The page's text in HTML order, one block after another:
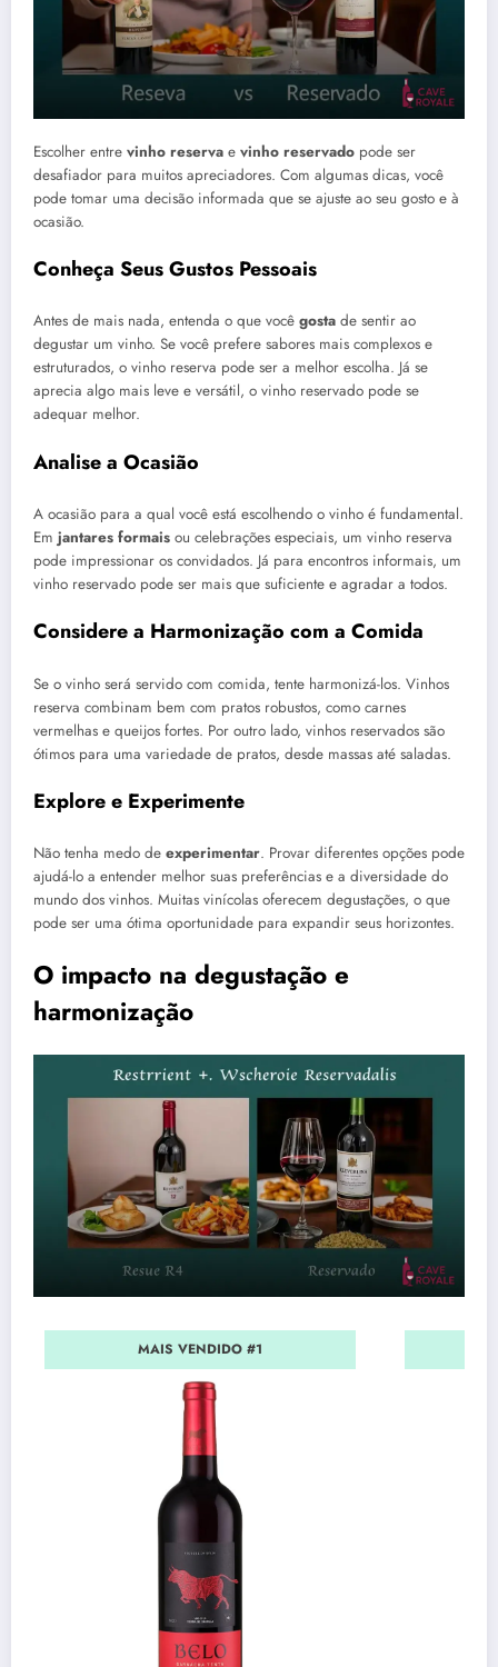
Escolher entre vinho reserva e vinho reservado pode ser
desafiador para muitos apreciadores. Com algumas dicas, você
pode tomar uma decisão informada que se ajuste ao seu gosto e à
ocasião.
Conheça Seus Gustos Pessoais
Antes de mais nada, entenda o que você gosta de sentir ao
degustar um vinho. Se você prefere sabores mais complexos e
estruturados, o vinho reserva pode ser a melhor escolha. Já se
aprecia algo mais leve e versátil, o vinho reservado pode se
adequar melhor.
Analise a Ocasião
A ocasião para a qual você está escolhendo o vinho é fundamental.
Em jantares formais ou celebrações especiais, um vinho reserva
pode impressionar os convidados. Já para encontros informais, um
vinho reservado pode ser mais que suficiente e agradar a todos.
Considere a Harmonização com a Comida
Se o vinho será servido com comida, tente harmonizá-los. Vinhos
reserva combinam bem com pratos robustos, como carnes
vermelhas e queijos fortes. Por outro lado, vinhos reservados são
ótimos para uma variedade de pratos, desde massas até saladas.
Explore e Experimente
Não tenha medo de experimentar. Provar diferentes opções pode
ajudá-lo a entender melhor suas preferências e a diversidade do
mundo dos vinhos. Muitas vinícolas oferecem degustações, o que
pode ser uma ótima oportunidade para expandir seus horizontes.
O impacto na degustação e
harmonização
MAIS VENDIDO #1